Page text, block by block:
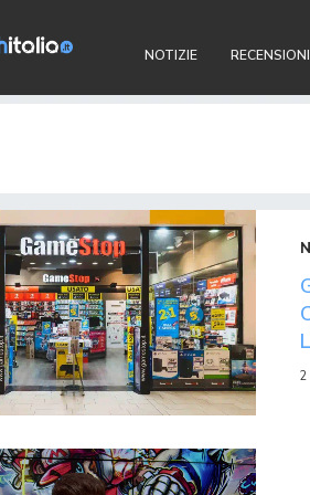
NOTIZIE RECENSIONI